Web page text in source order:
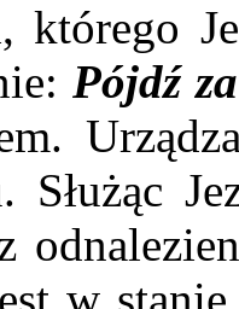
Jezus
Pójdź
Służąc